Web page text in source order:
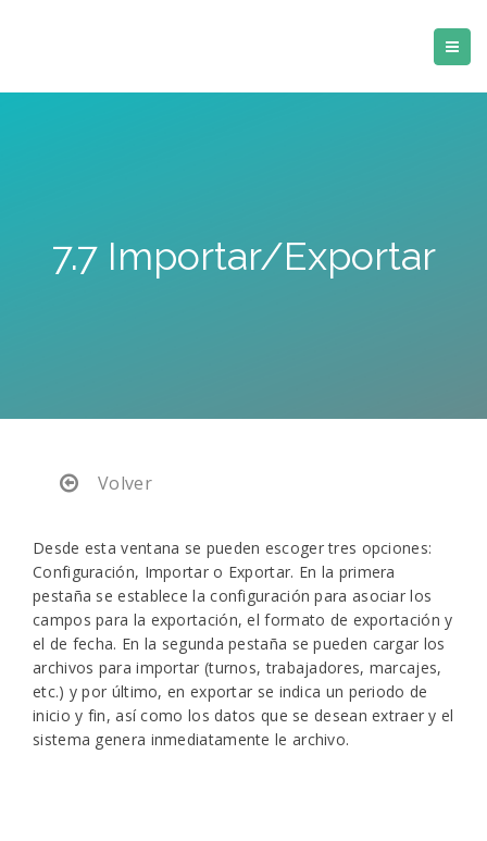
7.7 Importar/Exportar
Volver
Desde esta ventana se pueden escoger tres opciones:
Configuración, Importar o Exportar. En la primera
pestaña se establece la configuración para asociar los
campos para la exportación, el formato de exportación y
el de fecha. En la segunda pestaña se pueden cargar los
archivos para importar (turnos, trabajadores, marcajes,
etc.) y por último, en exportar se indica un periodo de
inicio y fin, así como los datos que se desean extraer y el
sistema genera inmediatamente le archivo.